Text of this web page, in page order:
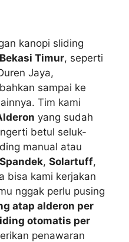
kanopi sliding
Bekasi Timur, seperti
Jaya,
sampai ke
Tim kami
yang sudah
betul seluk-
manual atau
Spandek, Solartuff,
bisa kami kerjakan
nggak perlu pusing
atap alderon per
otomatis per
penawaran